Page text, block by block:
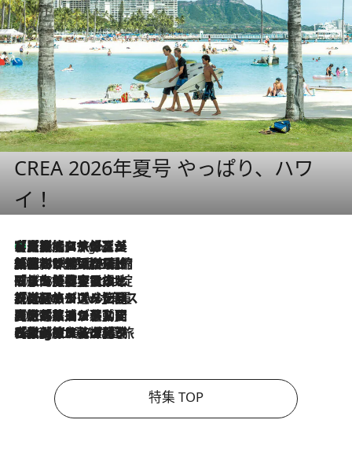
CREA 2026年夏号 やっぱり、ハワ
イ！
5 Hours Ago
【厳選旅コスメ】「多機能アイテムがメイン！」旅好き美容エディターが選んだ夏旅ベストコスメを発表【Mサイズジップ】
2026.8.6
「荷物が増えるほど旅ストレスは増す」美容ジャーナリストがたどり着いた最終結論。“化粧品を劇的に減らす”感動の凝縮美容とは
2026.8.6
「旅先には金髪ウィッグを持参」日本と同じメイクでは損してる!? 美容ジャーナリストが提案する“掟破りの旅美容”とは
2026.8.6
【厳選旅コスメ】「身軽さ＆UV対策重視！」ヘアアーティストshucoが選んだ夏旅ベストコスメを発表【Mサイズジップ】
2026.8.5
【厳選旅コスメ】国内をあちこち移動する河井菜摘が選んだ夏旅ベストコスメ発表！「リラックスアイテムはマスト」【Mサイズジップ】
2026.8.4
【厳選旅コスメ】「紫外線＆乾燥対策しながらメイク感も！」ヘア＆メイクGeorgeが選んだ夏旅ベストコスメを発表！【Mサイズジップ】
特集 TOP